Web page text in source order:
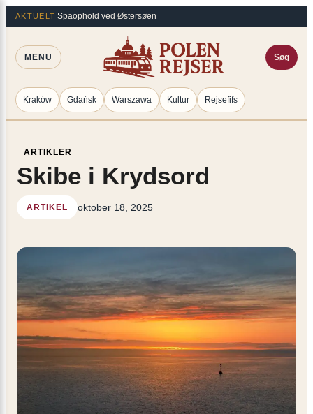
Spring
til
indhold
AKTUELT Spaophold ved Østersøen
MENU Søg
Kraków Gdańsk Warszawa Kultur Rejsefifs
ARTIKLER
Skibe i Krydsord
ARTIKEL oktober 18, 2025